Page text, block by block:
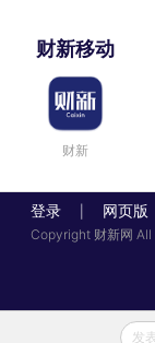
财新移动
财新
登录 网页版
Copyright 财新网
发